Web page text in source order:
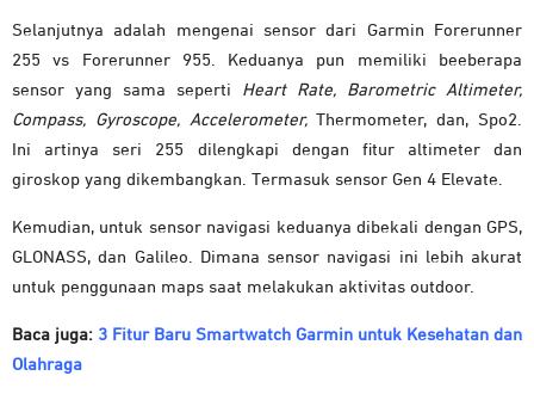
Selanjutnya adalah mengenai sensor dari Garmin Forerunner
255 vs Forerunner 955. Keduanya pun memiliki beeberapa
sensor yang sama seperti Heart Rate, Barometric Altimeter,
Compass, Gyroscope, Accelerometer,Thermometer, dan, Spo2.
Ini artinya seri 255 dilengkapi dengan fitur altimeter dan
giroskop yang dikembangkan. Termasuk sensor Gen 4 Elevate.
Kemudian, untuk sensor navigasi keduanya dibekali dengan GPS,
GLONASS, dan Galileo. Dimana sensor navigasi ini lebih akurat
untuk penggunaan maps saat melakukan aktivitas outdoor.
Baca juga: 3 Fitur Baru Smartwatch Garmin untuk Kesehatan dan
Olahraga